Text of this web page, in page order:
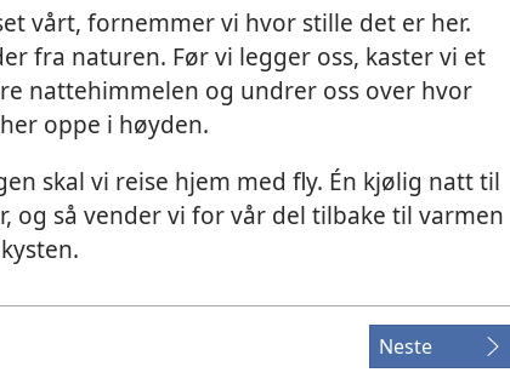
vårt, fornemmer vi hvor stille det er her.
fra naturen. Før vi legger oss, kaster vi et
nattehimmelen og undrer oss over hvor
oppe i høyden.
skal vi reise hjem med fly. Én kjølig natt til
og så vender vi for vår del tilbake til varmen
Neste